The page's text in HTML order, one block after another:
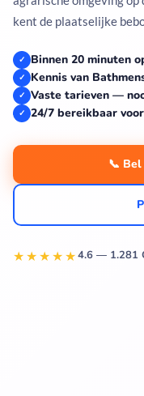
kent de plaatselijke
✓ Binnen 20 minuten
✓ Kennis van
✓ Vaste tarieven —
✓ 24/7 bereikbaar
📞
★★★★★4.6 — 1.281